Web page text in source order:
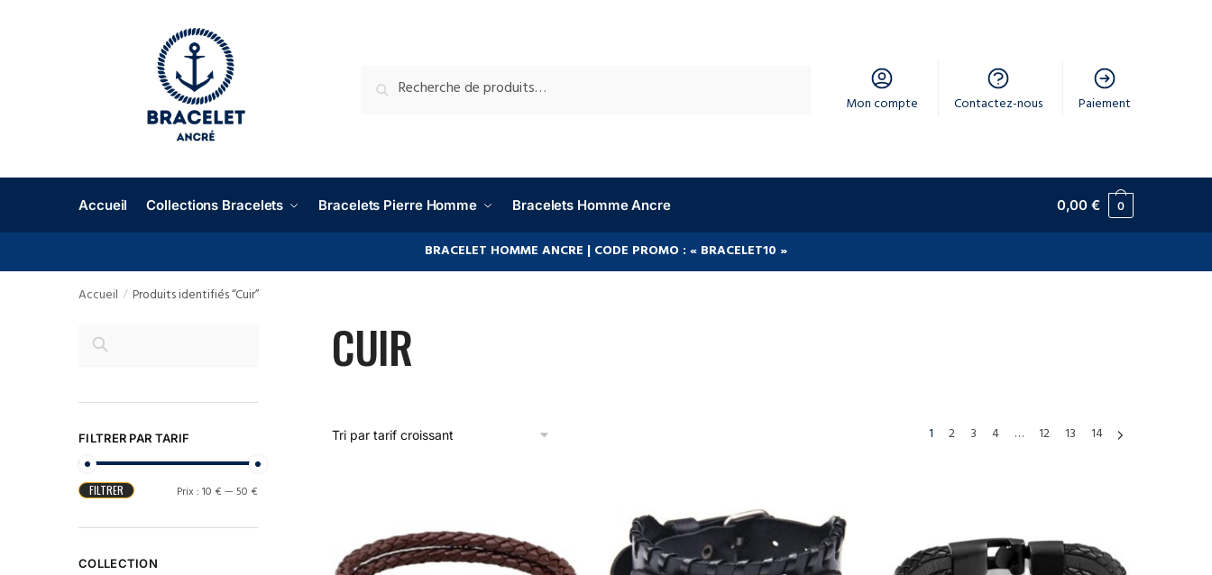
Mon compte Contactez-nous Paiement
Accueil Collections Bracelets Bracelets Pierre Homme Bracelets Homme Ancre 0,00€ 0
BRACELET HOMME ANCRE | CODE PROMO : « BRACELET10 »
Accueil / Produits identifiés “Cuir”
CUIR
1 2 3 4 … 12 13 14
FILTRER PAR TARIF
FILTRER Prix :10 €—50 €
COLLECTION